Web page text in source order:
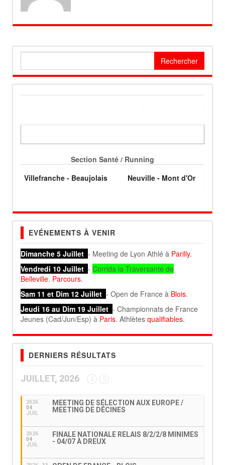
Section Santé / Running
Villefranche - Beaujolais
Neuville - Mont d'Or
EVÉNEMENTS À VENIR
Dimanche 5 Juillet - Meeting de Lyon Athlé à Parilly.
Vendredi 10 Juillet - Corrida la Traversante de
Belleville. Parcours.
Sam 11 et Dim 12 Juillet - Open de France à Blois.
Jeudi 16 au Dim 19 Juillet - Championnats de France
Jeunes (Cad/Jun/Esp) à Paris. Athlètes qualifiables.
DERNIERS RÉSULTATS
JUILLET, 2026
2026
04
JUIL
MEETING DE SÉLECTION AUX EUROPE /
MEETING DE DÉCINES
2026
04
JUIL
FINALE NATIONALE RELAIS 8/2/2/8 MINIMES
- 04/07 À DREUX